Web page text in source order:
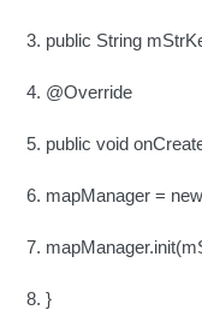
public String
@Override
public void
mapManager =
}